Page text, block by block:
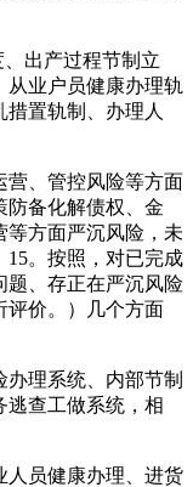
出产过程节制立
从业户员健康办理轨
置轨制、办理人
、管控风险等方面
防备化解债权、金
等方面严沉风险，未
15。按照，对已完成
题、存正在严沉风险
评价。）几个方面
理系统、内部节制
逃查工做系统，相
员健康办理、进货